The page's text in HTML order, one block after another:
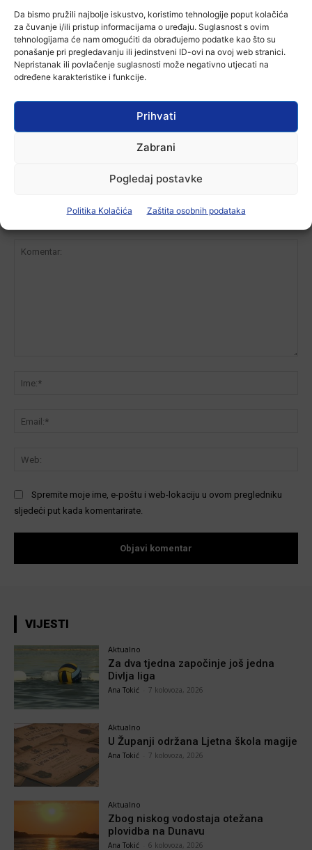
Da bismo pružili najbolje iskustvo, koristimo tehnologije poput kolačića
za čuvanje i/ili pristup informacijama o uređaju. Suglasnost s ovim
tehnologijama će nam omogućiti da obrađujemo podatke kao što su
ponašanje pri pregledavanju ili jedinstveni ID-ovi na ovoj web stranici.
Nepristanak ili povlačenje suglasnosti može negativno utjecati na
određene karakteristike i funkcije.
Prihvati
Zabrani
Pogledaj postavke
Politika Kolačića Zaštita osobnih podataka
Aktualno
Zbog niskog vodostaja otežana
plovidba na Dunavu
6 kolovoza, 2026
-Marketing-
Spremite moje ime, e-poštu i web-lokaciju u ovom pregledniku
sljedeći put kada komentarirate.
VIJESTI
Aktualno
Za dva tjedna započinje još jedna
Divlja liga
Ana Tokić 7 kolovoza, 2026
Aktualno
U Županji održana Ljetna škola magije
Ana Tokić 7 kolovoza, 2026
Aktualno
Zbog niskog vodostaja otežana
plovidba na Dunavu
Ana Tokić 6 kolovoza, 2026